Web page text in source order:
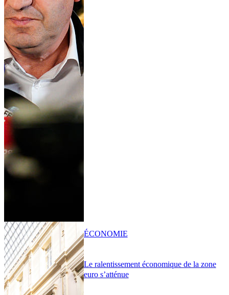
Le ralentissement économique de la zone
euro s’atténue
ÉCONOMIE